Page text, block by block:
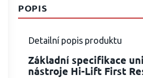
POPIS
Detailní popis produktu
Základní specifikace
nástroje Hi-Lift First